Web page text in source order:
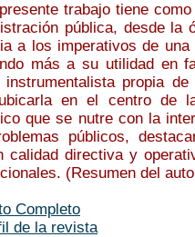
trabajo tiene como
pública, desde la
a los imperativos de
más a su utilidad en
instrumentalista propia
en el centro de
que se nutre con la
públicos,
calidad directiva y
(Resumen del
Completo
de la revista